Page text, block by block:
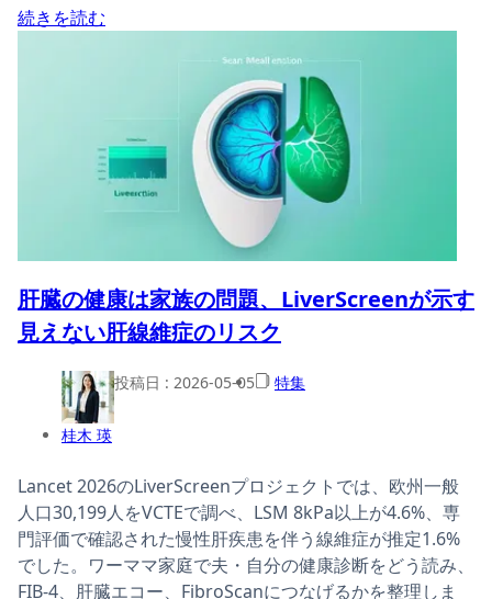
続きを読む
肝臓の健康は家族の問題、LiverScreenが示す
見えない肝線維症のリスク
桂木 瑛
投稿日 : 2026-05-05 特集
Lancet 2026のLiverScreenプロジェクトでは、欧州一般
人口30,199人をVCTEで調べ、LSM 8kPa以上が4.6%、専
門評価で確認された慢性肝疾患を伴う線維症が推定1.6%
でした。ワーママ家庭で夫・自分の健康診断をどう読み、
FIB-4、肝臓エコー、FibroScanにつなげるかを整理しま